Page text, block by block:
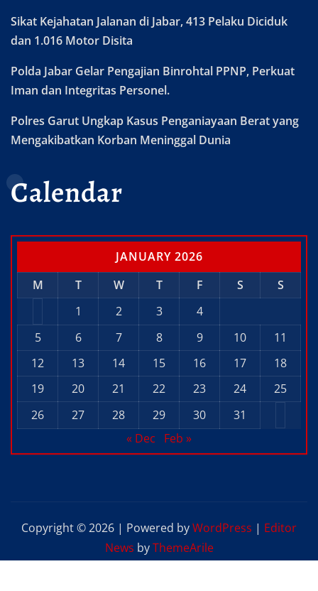
Sikat Kejahatan Jalanan di Jabar, 413 Pelaku Diciduk
dan 1.016 Motor Disita
Polda Jabar Gelar Pengajian Binrohtal PPNP, Perkuat
Iman dan Integritas Personel.
Polres Garut Ungkap Kasus Penganiayaan Berat yang
Mengakibatkan Korban Meninggal Dunia
Calendar
JANUARY 2026
M
T W T F S
S
1
2 3
4
5
6 7 8 9 10
11
12
13 14 15 16 17
18
19
20 21 22 23 24
25
26
27 28 29 30
31
« Dec
Feb »
Copyright © 2026 | Powered byWordPress | Editor
News byThemeArile